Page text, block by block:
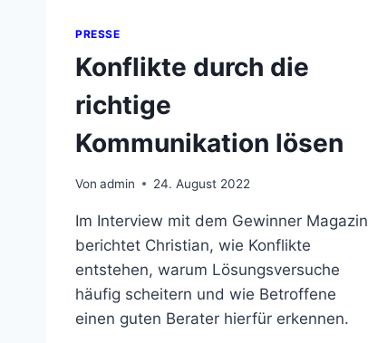
PRESSE
Konflikte durch die
richtige
Kommunikation lösen
Von admin 24. August 2022
Im Interview mit dem Gewinner Magazin
berichtet Christian, wie Konflikte
entstehen, warum Lösungsversuche
häufig scheitern und wie Betroffene
einen guten Berater hierfür erkennen.